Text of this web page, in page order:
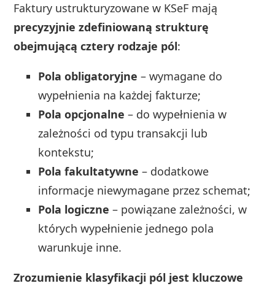
Faktury ustrukturyzowane w KSeF mają
precyzyjnie zdefiniowaną strukturę
obejmującą cztery rodzaje pól:
Pola obligatoryjne – wymagane do
wypełnienia na każdej fakturze;
Pola opcjonalne – do wypełnienia w
zależności od typu transakcji lub
kontekstu;
Pola fakultatywne – dodatkowe
informacje niewymagane przez schemat;
Pola logiczne – powiązane zależności, w
których wypełnienie jednego pola
warunkuje inne.
Zrozumienie klasyfikacji pól jest kluczowe